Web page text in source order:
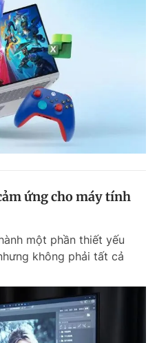
ứng cho máy tính
một phần thiết yếu
không phải tất cả